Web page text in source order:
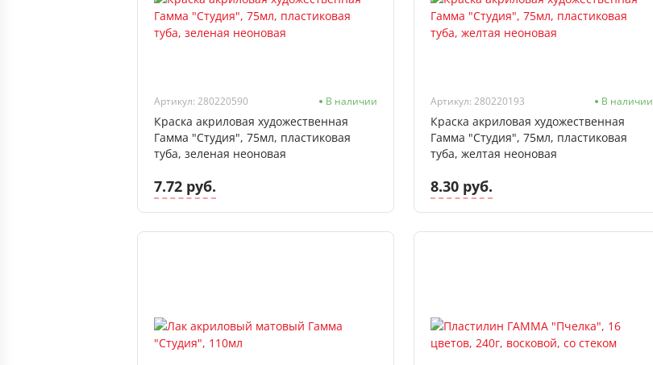
Артикул: 280220590 В наличии
Краска акриловая художественная
Гамма "Студия", 75мл, пластиковая
туба, зеленая неоновая
7.72 руб.
Артикул: 280220193 В наличии
Краска акриловая художественная
Гамма "Студия", 75мл, пластиковая
туба, желтая неоновая
8.30 руб.